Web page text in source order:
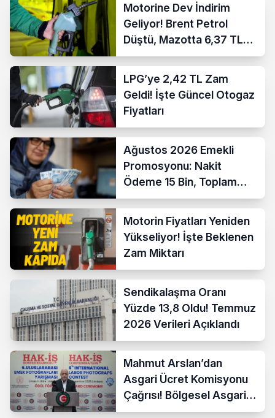
Motorine Dev İndirim
Geliyor! Brent Petrol
Düştü, Mazotta 6,37 TL
İndirim Bekleniyor
LPG’ye 2,42 TL Zam
Geldi! İşte Güncel Otogaz
Fiyatları
Ağustos 2026 Emekli
Promosyonu: Nakit
Ödeme 15 Bin, Toplam
Fırsat 35 Bin TL’ye Çıktı
Motorin Fiyatları Yeniden
Yükseliyor! İşte Beklenen
Zam Miktarı
Sendikalaşma Oranı
Yüzde 13,8 Oldu! Temmuz
2026 Verileri Açıklandı
Mahmut Arslan’dan
Asgari Ücret Komisyonu
Çağrısı! Bölgesel Asgari
Ücrete Sert Tepki